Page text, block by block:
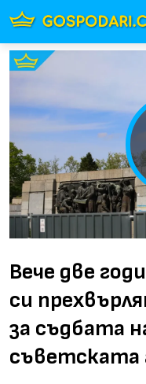
Вече две
си
за съдбата
съветската